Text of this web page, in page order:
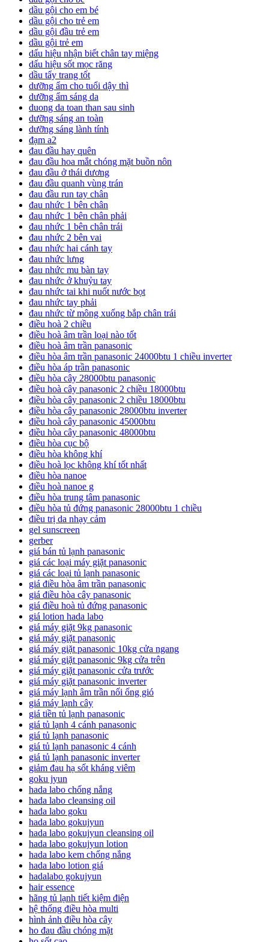
dầu gội cho em bé
dầu gội cho trẻ em
dầu gội đầu trẻ em
dầu gội trẻ em
dấu hiệu nhận biết chân tay miệng
dấu hiệu sốt mọc răng
dầu tẩy trang tốt
dưỡng ẩm cho tuổi dậy thì
dưỡng ẩm sáng da
duong da toan than sau sinh
dưỡng sáng an toàn
dưỡng sáng lành tính
đạm a2
đau đầu hay quên
đau đầu hoa mắt chóng mặt buồn nôn
đau đầu ở thái dương
đau đầu quanh vùng trán
đau đầu run tay chân
đau nhức 1 bên chân
đau nhức 1 bên chân phải
đau nhức 1 bên chân trái
đau nhức 2 bên vai
đau nhức hai cánh tay
đau nhức lưng
đau nhức mu bàn tay
đau nhức ở khuỷu tay
đau nhức tai khi nuốt nước bọt
đau nhức tay phải
đau nhức từ mông xuống bắp chân trái
điều hoà 2 chiều
điều hoà âm trần loại nào tốt
điều hoà âm trần panasonic
điều hòa âm trần panasonic 24000btu 1 chiều inverter
điều hòa áp trần panasonic
điều hòa cây 28000btu panasonic
điều hoà cây panasonic 2 chiều 18000btu
điều hòa cây panasonic 2 chiều 18000btu
điều hòa cây panasonic 28000btu inverter
điều hoà cây panasonic 45000btu
điều hòa cây panasonic 48000btu
điều hòa cục bộ
điều hòa không khí
điều hoà lọc không khí tốt nhất
điều hòa nanoe
điều hoà nanoe g
điều hòa trung tâm panasonic
điều hòa tủ đứng panasonic 28000btu 1 chiều
điều trị da nhạy cảm
gel sunscreen
gerber
giá bán tủ lạnh panasonic
giá các loại máy giặt panasonic
giá các loại tủ lạnh panasonic
giá điều hòa âm trần panasonic
giá điều hòa cây panasonic
giá điều hoà tủ đứng panasonic
giá lotion hada labo
giá máy giặt 9kg panasonic
giá máy giặt panasonic
giá máy giặt panasonic 10kg cửa ngang
giá máy giặt panasonic 9kg cửa trên
giá máy giặt panasonic cửa trước
giá máy giặt panasonic inverter
giá máy lạnh âm trần nối ống gió
giá máy lạnh cây
giá tiền tủ lạnh panasonic
giá tủ lạnh 4 cánh panasonic
giá tủ lạnh panasonic
giá tủ lạnh panasonic 4 cánh
giá tủ lạnh panasonic inverter
giảm đau hạ sốt kháng viêm
goku jyun
hada labo chống nắng
hada labo cleansing oil
hada labo goku
hada labo gokujyun
hada labo gokujyun cleansing oil
hada labo gokujyun lotion
hada labo kem chống nắng
hada labo lotion giá
hadalabo gokujyun
hair essence
hãng tủ lạnh tiết kiệm điện
hệ thống điều hòa multi
hình ảnh điều hòa cây
ho đau đầu chóng mặt